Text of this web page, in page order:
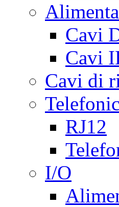
Cavi
Cavi
Cavi di
RJ12
I/O